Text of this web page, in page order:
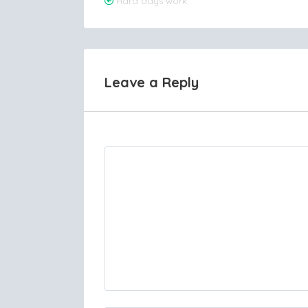
navigation
Leave a Reply